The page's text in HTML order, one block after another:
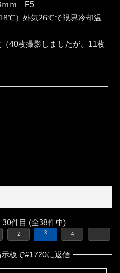
ｍ F5
）外気26℃で限界冷却温
枚撮影しましたが、11枚
30件目 (全38件中)
2 3 4 →
板で#1720に返信